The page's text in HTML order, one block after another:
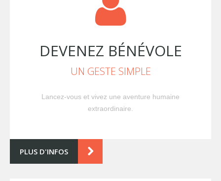
DEVENEZ BÉNÉVOLE
UN GESTE SIMPLE
Lancez-vous et vivez une aventure humaine
extraordinaire.
PLUS D'INFOS